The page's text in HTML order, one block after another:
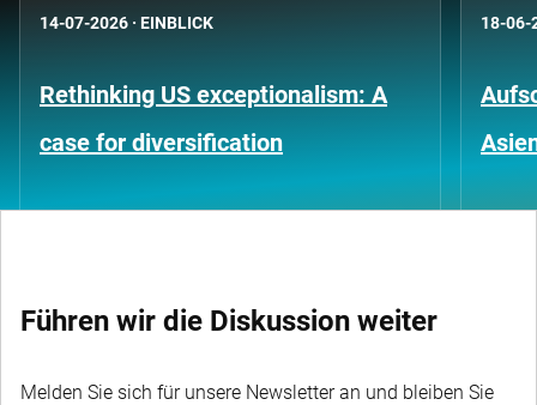
14-07-2026 · EINBLICK
Rethinking US exceptionalism: A
case for diversification
18-06-
Führen wir die Diskussion weiter
Melden Sie sich für unsere Newsletter an und bleiben Sie